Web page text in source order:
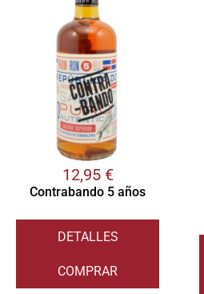
12,95 €
Contrabando 5 años
DETALLES
COMPRAR